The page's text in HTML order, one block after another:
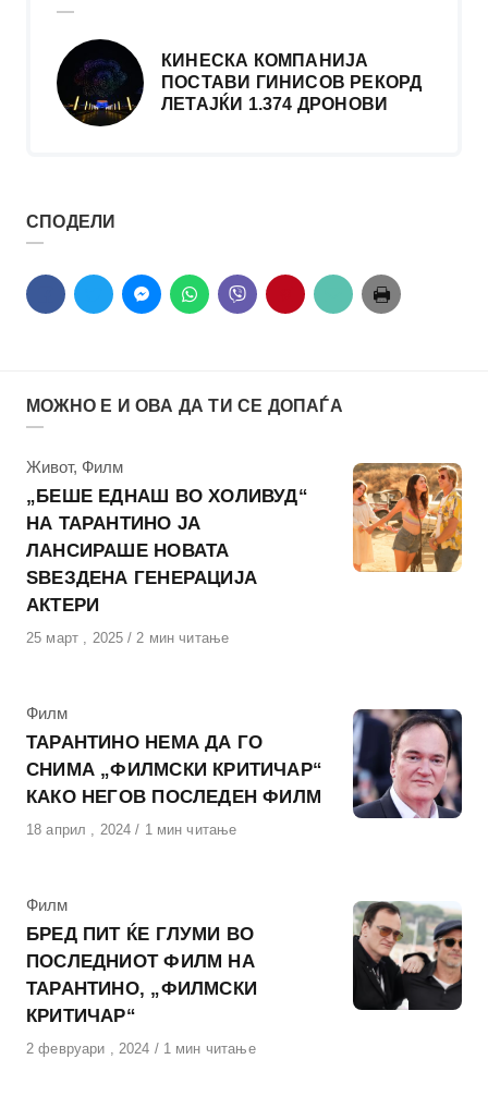
КИНЕСКА КОМПАНИЈА
ПОСТАВИ ГИНИСОВ РЕКОРД
ЛЕТАЈЌИ 1.374 ДРОНОВИ
СПОДЕЛИ
МОЖНО Е И ОВА ДА ТИ СЕ ДОПАЃА
КАтегорија
Живот, Филм
„БЕШЕ ЕДНАШ ВО ХОЛИВУД“
НА ТАРАНТИНО ЈА
ЛАНСИРАШЕ НОВАТА
ЅВЕЗДЕНА ГЕНЕРАЦИЈА
АКТЕРИ
Објавено
25 март , 2025 2 мин читање
КАтегорија
Филм
ТАРАНТИНО НЕМА ДА ГО
СНИМА „ФИЛМСКИ КРИТИЧАР“
КАКО НЕГОВ ПОСЛЕДЕН ФИЛМ
Објавено
18 април , 2024 1 мин читање
КАтегорија
Филм
БРЕД ПИТ ЌЕ ГЛУМИ ВО
ПОСЛЕДНИОТ ФИЛМ НА
ТАРАНТИНО, „ФИЛМСКИ
КРИТИЧАР“
Објавено
2 февруари , 2024 1 мин читање